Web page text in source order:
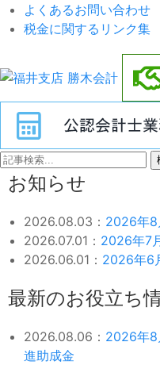
よくあるお問い合わせ
税金に関するリンク集
お知らせ
2026.08.03： 2026年8
2026.07.01： 2026年7
2026.06.01： 2026年6
最新のお役立ち
2026.08.06： 2026年
進助成金